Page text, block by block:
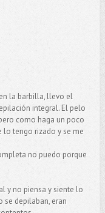
la barbilla, llevo el
integral. El pelo
como haga un poco
lo tengo rizado y se me
no puedo porque
y no piensa y siente lo
se depilaban, eran